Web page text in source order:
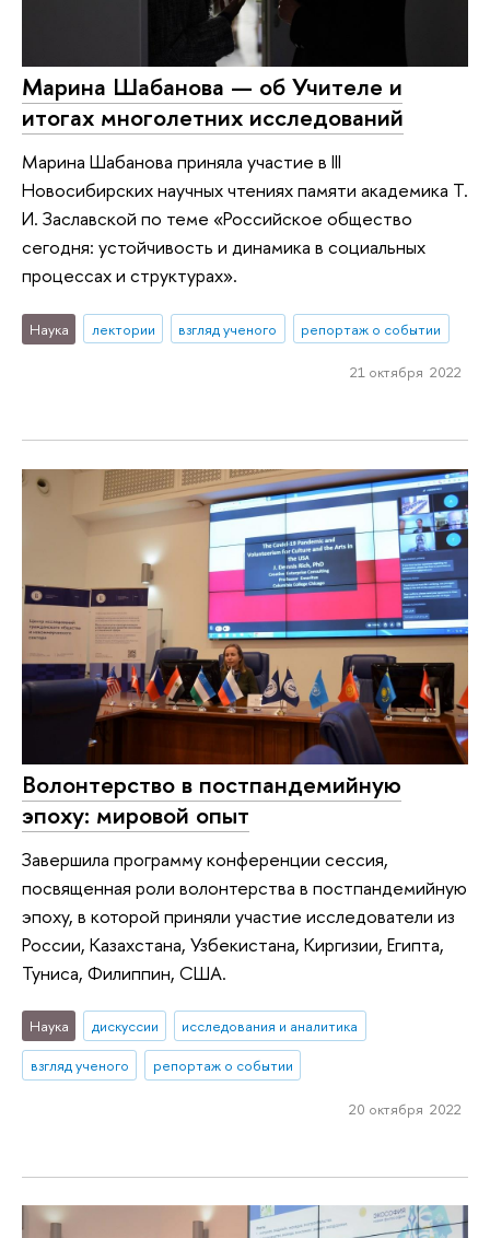
Марина Шабанова — об Учителе и
итогах многолетних исследований
Марина Шабанова приняла участие в III
Новосибирских научных чтениях памяти академика Т.
И. Заславской по теме «Российское общество
сегодня: устойчивость и динамика в социальных
процессах и структурах».
Наука лектории взгляд ученого репортаж о событии
21 октября 2022
Волонтерство в постпандемийную
эпоху: мировой опыт
Завершила программу конференции сессия,
посвященная роли волонтерства в постпандемийную
эпоху, в которой приняли участие исследователи из
России, Казахстана, Узбекистана, Киргизии, Египта,
Туниса, Филиппин, США.
Наука дискуссии
исследования и аналитика
взгляд ученого
репортаж о событии
20 октября 2022